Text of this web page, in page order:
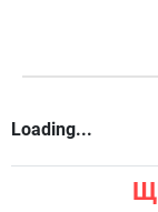
Loading...